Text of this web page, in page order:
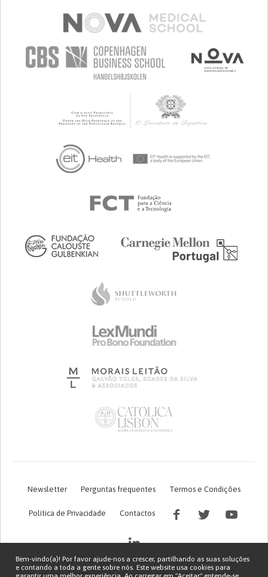
Newsletter Perguntas frequentes Termos e Condições
Política de Privacidade Contactos
Bem-vindo(a)! Por favor ajude-nos a crescer, partilhando as suas soluções
e contando a toda a gente sobre nós. Este website usa cookies para